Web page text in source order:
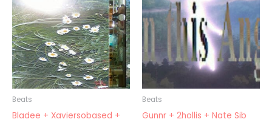
Beats
Bladee + Xaviersobased +
Beats
Gunnr + 2hollis + Nate Sib